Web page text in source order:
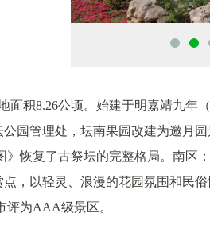
面积8.26公顷。始建于明嘉靖九年
园管理处，坛南果园改建为邀月
恢复了古祭坛的完整格局。南区
，以轻灵、浪漫的花园氛围和民
评为AAA级景区。